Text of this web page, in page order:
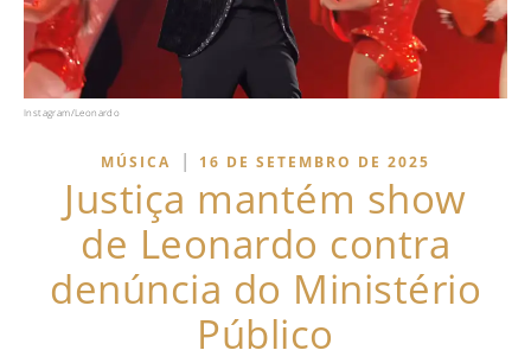
Instagram/Leonardo
MÚSICA | 16 DE SETEMBRO DE 2025
Justiça mantém show
de Leonardo contra
denúncia do Ministério
Público